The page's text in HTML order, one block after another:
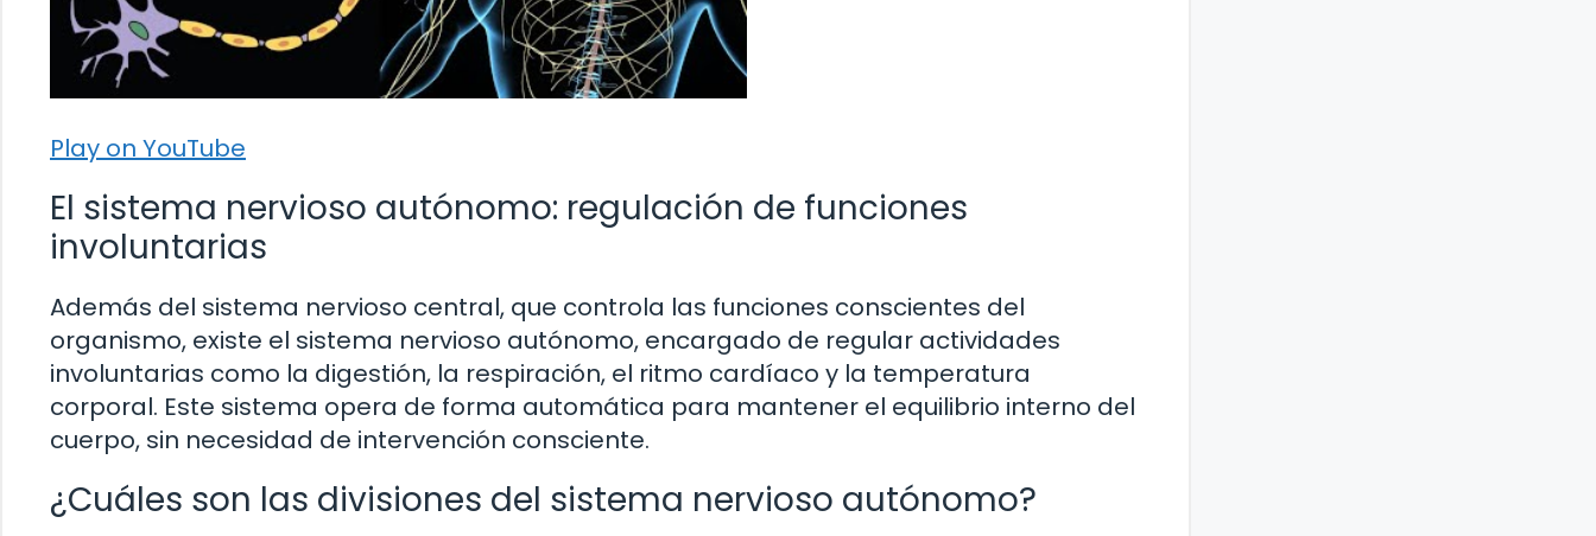
Play on YouTube
El sistema nervioso autónomo: regulación de funciones
involuntarias
Además del sistema nervioso central, que controla las funciones conscientes del
organismo, existe el sistema nervioso autónomo, encargado de regular actividades
involuntarias como la digestión, la respiración, el ritmo cardíaco y la temperatura
corporal. Este sistema opera de forma automática para mantener el equilibrio interno del
cuerpo, sin necesidad de intervención consciente.
¿Cuáles son las divisiones del sistema nervioso autónomo?